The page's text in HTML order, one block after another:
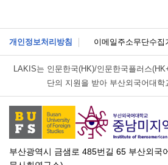
개인정보처리방침 이메일주소무단수집
LAKIS는 인문한국(HK)/인문한국플러스
단의 지원을 받아 부산외국어대
부산광역시 금샘로 485번길 65 부산외국